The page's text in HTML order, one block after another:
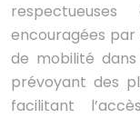
encouragées par
de mobilité
prévoyant des
facilitant